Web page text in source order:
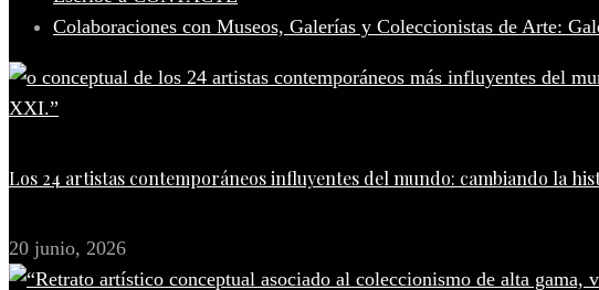
Colaboraciones con Museos, Galerías y Coleccionistas de Arte:
Los 24 artistas contemporáneos influyentes del mundo: cambiando la
20 junio, 2026